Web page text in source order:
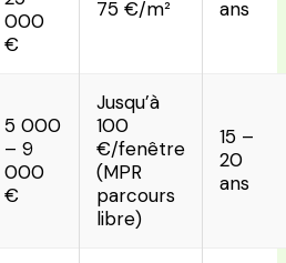
000
€
75 €/m²
ans
5 000
– 9
000
€
Jusqu’à
100
€/fenêtre
(MPR
parcours
libre)
15 –
20
ans